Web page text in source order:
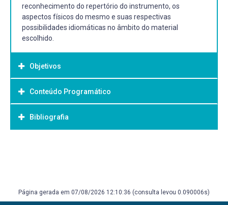
reconhecimento do repertório do instrumento, os
aspectos físicos do mesmo e suas respectivas
possibilidades idiomáticas no âmbito do material
escolhido.
Objetivos
Objetivo Geral:
Gerais: Ampliar as habilidades interpretativas em que
envolvam o domínio de recursos técnicos e idiomáticos ao
Conteúdo Programático
Bibliografia
Porto Alegre: Movimento, 2002. 215 p.
Página gerada em 07/08/2026 12:10:36 (consulta levou 0.090006s)